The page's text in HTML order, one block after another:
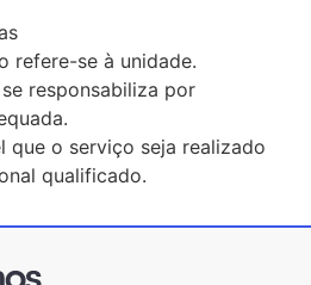
refere-se à unidade.
responsabiliza por
que o serviço seja realizado
qualificado.